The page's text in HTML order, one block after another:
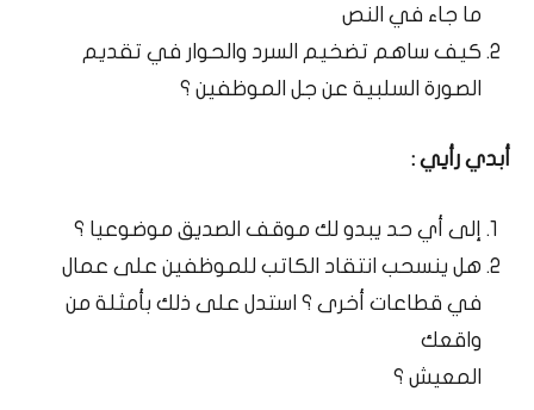
ما جاء في النص
كيف ساهم تضخيم السرد والحوار في تقديم
الصورة السلبية عن جل الموظفين ؟
أبدي رأيي :
إلى أي حد يبدو لك موقف الصديق موضوعيا ؟
هل ينسحب انتقاد الكاتب للموظفين على عمال
في قطاعات أخرى ؟ استدل على ذلك بأمثلة من
واقعك
المعيش ؟